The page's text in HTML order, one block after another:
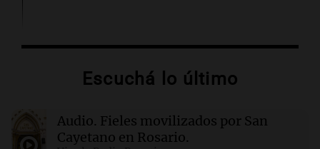
Quiniela vespertina: conocé los números
La insólita charla entre un gomero y Facundo
Medina que se volvió viral
Escuchá lo último
Audio. Fieles movilizados por San
Cayetano en Rosario.